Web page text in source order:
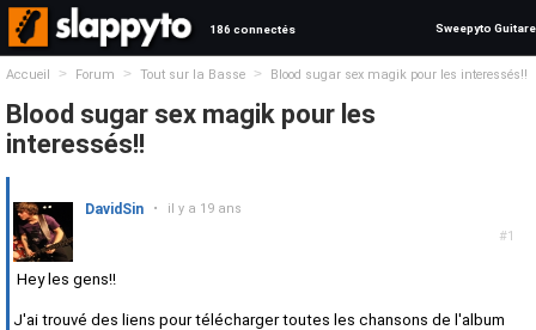
186 connectés Sweepyto Guitare
Accueil > Forum > Tout sur la Basse > Blood sugar sex magik pour les interessés!!
Blood sugar sex magik pour les
interessés!!
#1
DavidSin • il y a 19 ans
Hey les gens!!
J'ai trouvé des liens pour télécharger toutes les chansons de l'album